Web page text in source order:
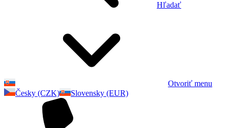
Hľadať
Otvoriť menu
Česky (CZK)
Slovensky (EUR)